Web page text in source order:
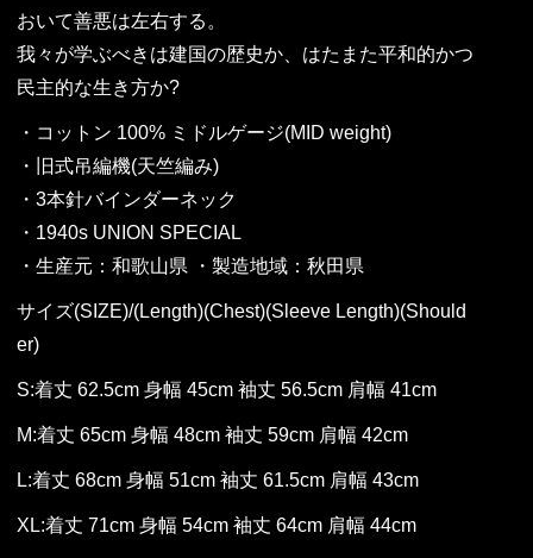
おいて善悪は左右する。
我々が学ぶべきは建国の歴史か、はたまた平和的かつ
民主的な生き方か?
・コットン 100% ミドルゲージ(MID weight)
・旧式吊編機(天竺編み)
・3本針バインダーネック
・1940s UNION SPECIAL
・生産元：和歌山県 ・製造地域：秋田県
サイズ(SIZE)/(Length)(Chest)(Sleeve Length)(Should
er)
S:着丈 62.5cm 身幅 45cm 袖丈 56.5cm 肩幅 41cm
M:着丈 65cm 身幅 48cm 袖丈 59cm 肩幅 42cm
L:着丈 68cm 身幅 51cm 袖丈 61.5cm 肩幅 43cm
XL:着丈 71cm 身幅 54cm 袖丈 64cm 肩幅 44cm